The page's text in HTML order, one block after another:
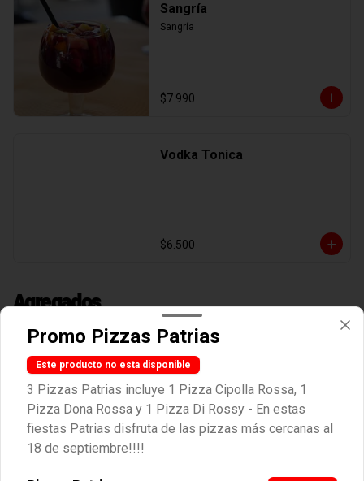
Sangría
Sangría
$7.990
Vodka Tonica
$6.500
Agregados
Agregado Aceite de Trufa
Promo Pizzas Patrias
Este producto no esta disponible
3 Pizzas Patrias incluye 1 Pizza Cipolla Rossa, 1
Pizza Dona Rossa y 1 Pizza Di Rossy - En estas
fiestas Patrias disfruta de las pizzas más cercanas al
18 de septiembre!!!!